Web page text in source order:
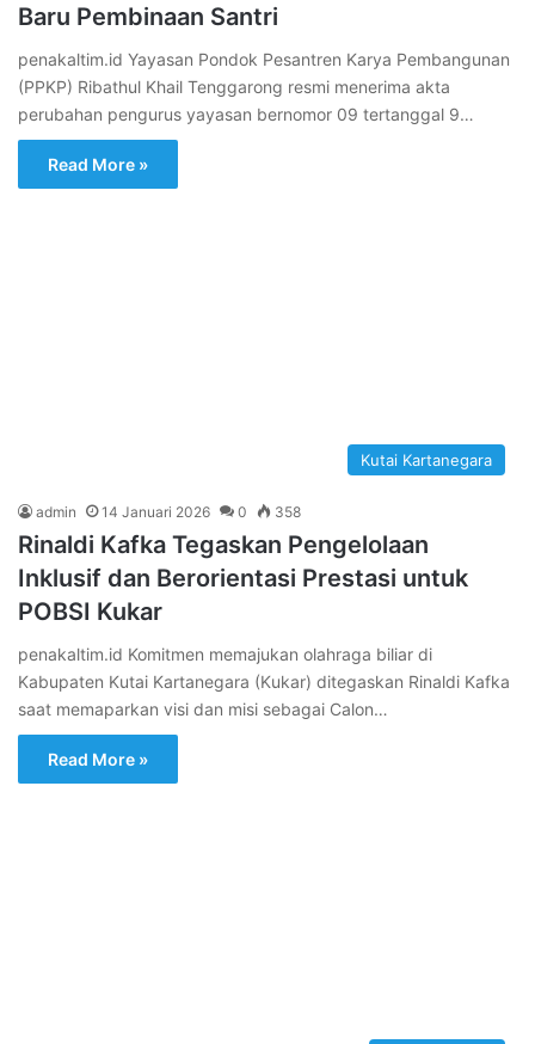
Baru Pembinaan Santri
penakaltim.id Yayasan Pondok Pesantren Karya Pembangunan
(PPKP) Ribathul Khail Tenggarong resmi menerima akta
perubahan pengurus yayasan bernomor 09 tertanggal 9…
Read More »
Kutai Kartanegara
admin 14 Januari 2026 0 358
Rinaldi Kafka Tegaskan Pengelolaan
Inklusif dan Berorientasi Prestasi untuk
POBSI Kukar
penakaltim.id Komitmen memajukan olahraga biliar di
Kabupaten Kutai Kartanegara (Kukar) ditegaskan Rinaldi Kafka
saat memaparkan visi dan misi sebagai Calon…
Read More »